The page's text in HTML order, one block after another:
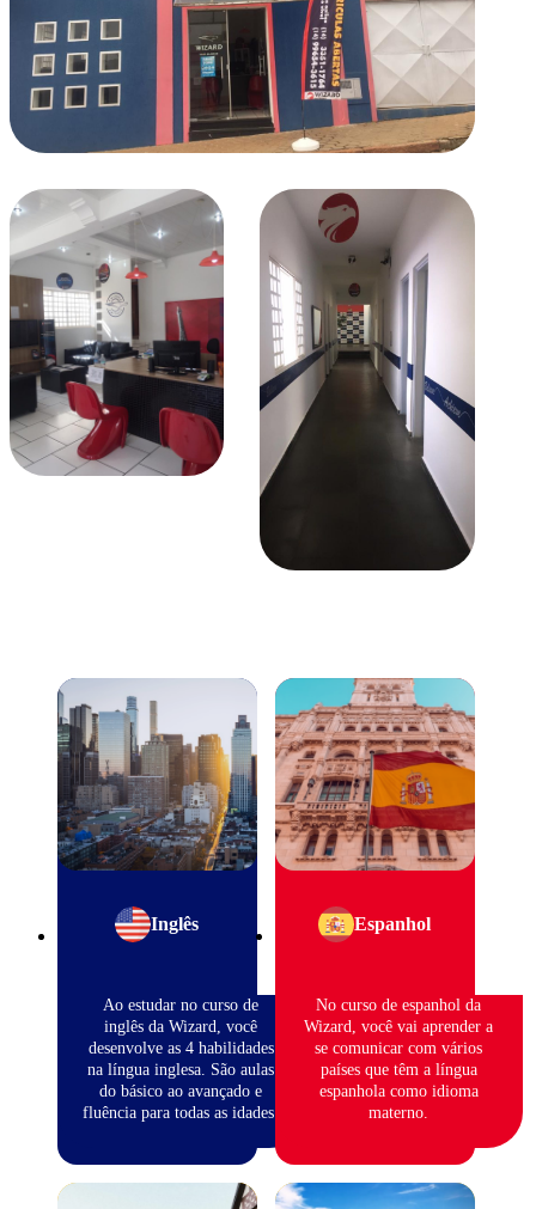
Inglês
Ao estudar no curso de
inglês da Wizard, você
desenvolve as 4 habilidades
na língua inglesa. São aulas
do básico ao avançado e
fluência para todas as idades.
Espanhol
No curso de espanhol da
Wizard, você vai aprender a
se comunicar com vários
países que têm a língua
espanhola como idioma
materno.